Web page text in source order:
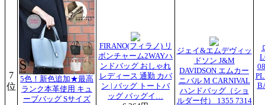
7
位
5色！新色追加★最高
ランク本革使用 キュ
ーブバッグ Sサイズ
FIRANO(フィラノ) リ
ボンチャーム2WAYハ
ンドバッグ おしゃれ
レディース 通勤 カバ
ン | バッグ トートバ
ッグ バッグイ…
ジェイ&エムデヴィッ
ドソン J&M
DAVIDSON エムカー
ニバル M CARNIVAL
ハンドバッグ（ショ
ルダー付） 1355 7314